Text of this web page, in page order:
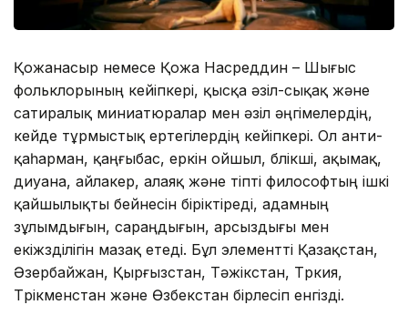
Қожанасыр немесе Қожа Насреддин – Шығыс
фольклорының кейіпкері, қысқа әзіл-сықақ және
сатиралық миниатюралар мен әзіл әңгімелердің,
кейде тұрмыстық ертегілердің кейіпкері. Ол анти-
қаһарман, қаңғыбас, еркін ойшыл, бүлікші, ақымақ,
диуана, айлакер, алаяқ және тіпті философтың ішкі
қайшылықты бейнесін біріктіреді, адамның
зұлымдығын, сараңдығын, арсыздығы мен
екіжүзділігін мазақ етеді. Бұл элементті Қазақстан,
Әзербайжан, Қырғызстан, Тәжікстан, Түркия,
Түрікменстан және Өзбекстан бірлесіп енгізді.